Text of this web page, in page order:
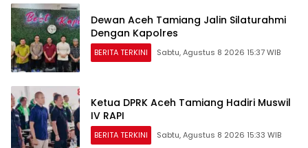
Dewan Aceh Tamiang Jalin Silaturahmi
Dengan Kapolres
BERITA TERKINI Sabtu, Agustus 8 2026 15:37 WIB
Ketua DPRK Aceh Tamiang Hadiri Muswil
IV RAPI
BERITA TERKINI Sabtu, Agustus 8 2026 15:33 WIB